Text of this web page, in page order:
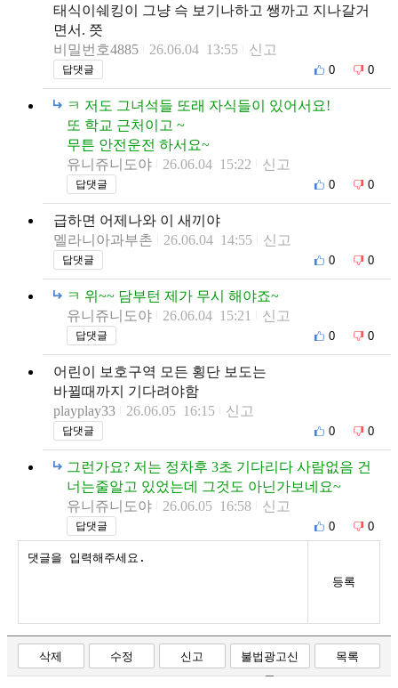
태식이쉐킹이 그냥 슥 보기나하고 쌩까고 지나갈거
면서. 쯧
비밀번호4885
26.06.04 13:55 신고
답댓글 0 0
ㅋ 저도 그녀석들 또래 자식들이 있어서요!
또 학교 근처이고 ~
무튼 안전운전 하서요~
유니쥬니도야
26.06.04 15:22 신고
답댓글 0 0
급하면 어제나와 이 새끼야
멜라니아과부촌
26.06.04 14:55 신고
답댓글 0 0
ㅋ 위~~ 담부턴 제가 무시 해야죠~
유니쥬니도야
26.06.04 15:21 신고
답댓글 0 0
어린이 보호구역 모든 횡단 보도는
바뀔때까지 기다려야함
playplay33
26.06.05 16:15 신고
답댓글 0 0
그런가요? 저는 정차후 3초 기다리다 사람없음 건
너는줄알고 있었는데 그것도 아닌가보네요~
유니쥬니도야
26.06.05 16:58 신고
답댓글 0 0
등록
삭제 수정 신고
불법광고신
고
목록